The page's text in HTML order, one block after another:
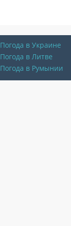
Погода в Украине
Погода в Литве
Погода в Румынии